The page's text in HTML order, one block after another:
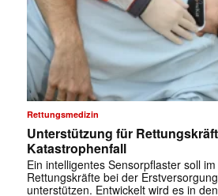
Rettungsmedizin
Unterstützung für
Katastrophenfall
Ein intelligentes Sensorpflaster soll
Rettungskräfte bei der
unterstützen. Entwickelt wird es in